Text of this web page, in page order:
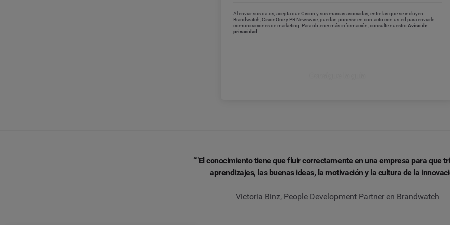
Al enviar sus datos, acepta que Cision y sus marcas asociadas, entre las que se incluyen
Brandwatch, CisionOne y PR Newswire, puedan ponerse en contacto con usted para enviarle
comunicaciones de marketing. Para obtener más información, consulte nuestro Aviso de
privacidad .
“"El conocimiento tiene que fluir correctamente en una empresa para que
aprendizajes, las buenas ideas, la motivación y la cultura de la
Victoria Binz, People Development Partner en Brandwatch